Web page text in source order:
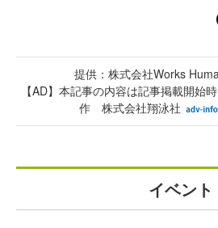
提供：株式会社Works
【AD】本記事の内容は記事掲載開
作 株式会社翔泳社
イベント